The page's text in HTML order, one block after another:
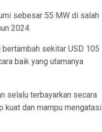
sebesar 55 MW di salah
2024.
sekitar USD 105
baik yang utamanya
selalu terbayarkan secara
kuat dan mampu mengatasi